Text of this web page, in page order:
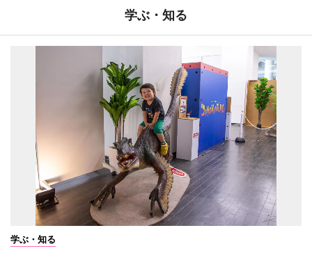
学ぶ・知る
学ぶ・知る